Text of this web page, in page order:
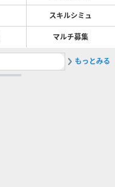
スキルシミュ
マルチ募集
2
もっとみる